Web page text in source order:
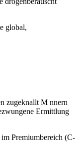
global,
zugeknallt M nnern
Ermittlung
Premiumbereich (C-